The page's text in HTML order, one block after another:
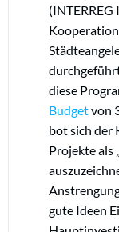
(INTERREG
diese
Budgetvon
bot sich der
Projekte als
gute Ideen